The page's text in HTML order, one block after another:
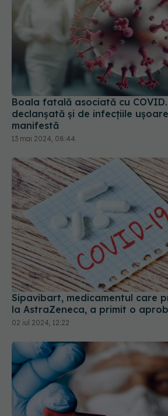
Boala fatală asociată cu
declanșată și de infecțiile
manifestă
13 mai 2024, 08:44
Sipavibart, medicamentul care
la AstraZeneca, a primit o
02 iul 2024, 12:22